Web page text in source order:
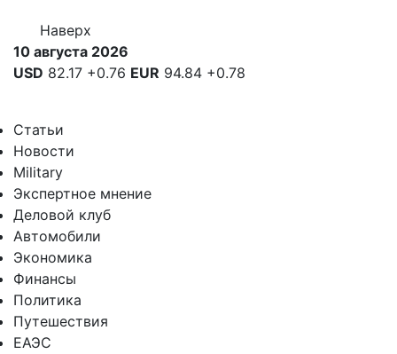
Наверх
10 августа 2026
USD 82.17 +0.76 EUR 94.84 +0.78
Статьи
Новости
Military
Экспертное мнение
Деловой клуб
Автомобили
Экономика
Финансы
Политика
Путешествия
ЕАЭС